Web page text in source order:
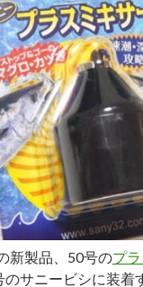
新製品、50号のプ
サニービシに装着